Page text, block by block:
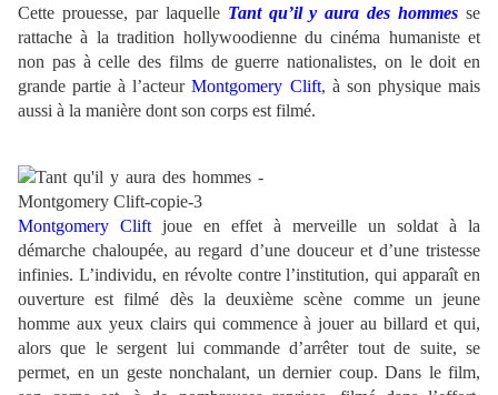
Cette prouesse, par laquelle Tant qu’il y aura des hommes se
rattache à la tradition hollywoodienne du cinéma humaniste et
non pas à celle des films de guerre nationalistes, on le doit en
grande partie à l’acteurMontgomery Clift, à son physique mais
aussi à la manière dont son corps est filmé.
Montgomery Clift joue en effet à merveille un soldat à la
démarche chaloupée, au regard d’une douceur et d’une tristesse
infinies. L’individu, en révolte contre l’institution, qui apparaît en
ouverture est filmé dès la deuxième scène comme un jeune
homme aux yeux clairs qui commence à jouer au billard et qui,
alors que le sergent lui commande d’arrêter tout de suite, se
permet, en un geste nonchalant, un dernier coup. Dans le film,